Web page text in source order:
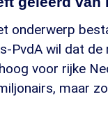
onderwerp
PvdA wil dat
voor rijke
maar